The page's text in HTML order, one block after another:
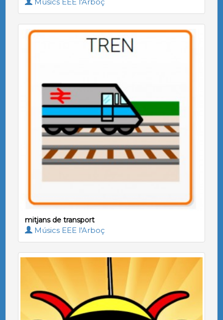
mitjans de transport
Músics EEE l'Arboç